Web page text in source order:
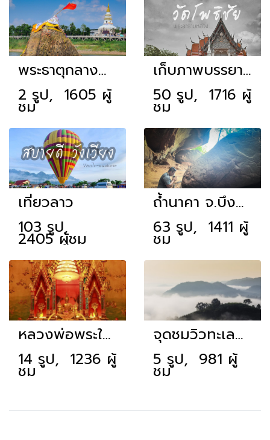
พระธาตุกลางน้ำ (พระธาตุหล้าหนอง)
2 รูป, 1605 ผู้
ชม
เก็บภาพบรรยากาศ
50 รูป, 1716 ผู้
ชม
เที่ยวลาว
103 รูป,
2405 ผู้ชม
ถ้ำนาคา จ.บึงกาฬ
63 รูป, 1411 ผู้
ชม
หลวงพ่อพระใส วัดโพธิ์ชัย หนองคาย
14 รูป, 1236 ผู้
ชม
จุดชมวิวทะเลหมอกภูห้วยอีสัน
5 รูป, 981 ผู้
ชม